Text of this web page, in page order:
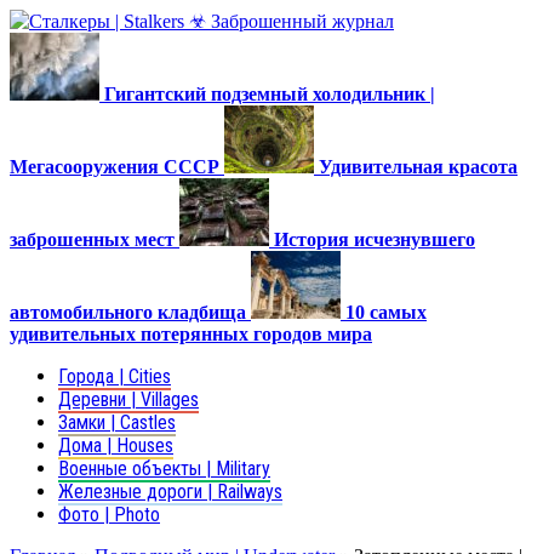
Гигантский подземный холодильник |
Мегасооружения СССР Удивительная красота
заброшенных мест История исчезнувшего
автомобильного кладбища
10 самых
удивительных потерянных городов мира
Города | Cities
Деревни | Villages
Замки | Castles
Дома | Houses
Военные объекты | Military
Железные дороги | Railways
Фото | Photo